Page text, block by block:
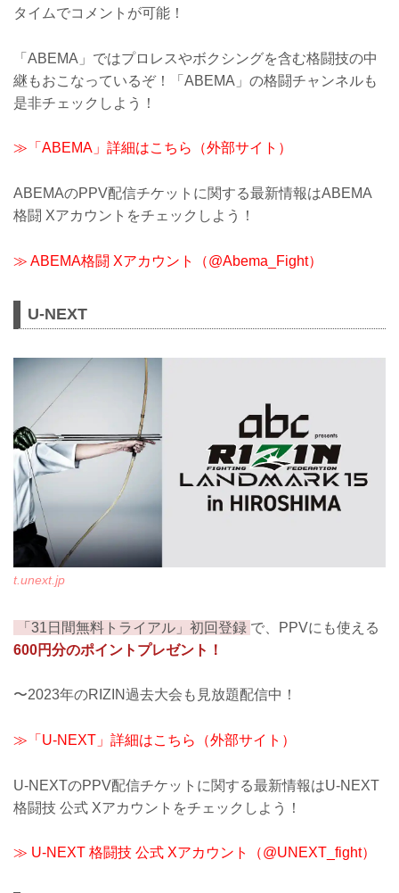
タイムでコメントが可能！
「ABEMA」ではプロレスやボクシングを含む格闘技の中
継もおこなっているぞ！「ABEMA」の格闘チャンネルも
是非チェックしよう！
≫「ABEMA」詳細はこちら（外部サイト）
ABEMAのPPV配信チケットに関する最新情報はABEMA
格闘 Xアカウントをチェックしよう！
≫ ABEMA格闘 Xアカウント（@Abema_Fight）
U-NEXT
t.unext.jp
「31日間無料トライアル」初回登録 で、PPVにも使える
600円分のポイントプレゼント！
〜2023年のRIZIN過去大会も見放題配信中！
≫「U-NEXT」詳細はこちら（外部サイト）
U-NEXTのPPV配信チケットに関する最新情報はU-NEXT
格闘技 公式 Xアカウントをチェックしよう！
≫ U-NEXT 格闘技 公式 Xアカウント（@UNEXT_fight）